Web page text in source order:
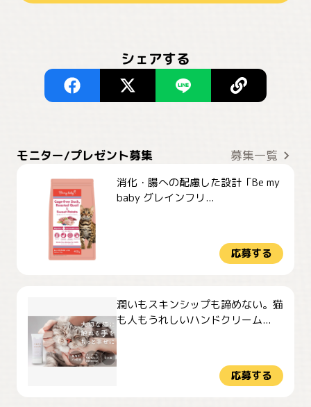
シェアする
モニター/プレゼント募集 募集一覧
消化・腸への配慮した設計「Be my
baby グレインフリ...
応募する
潤いもスキンシップも諦めない。猫
も人もうれしいハンドクリーム...
応募する